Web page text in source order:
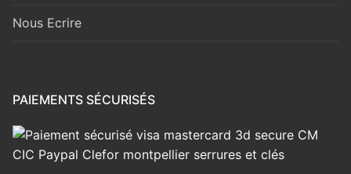
Nous Ecrire
PAIEMENTS SÉCURISÉS